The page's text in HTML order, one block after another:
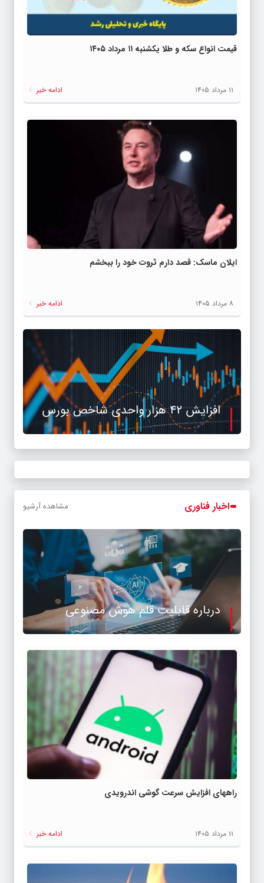
قیمت انواع سکه و طلا یکشنبه ۱۱ مرداد ۱۴۰۵
۱۱ مرداد ۱۴۰۵ ادامه خبر
ایلان ماسک: قصد دارم ثروت خود را ببخشم
۸ مرداد ۱۴۰۵ ادامه خبر
افزایش ۴۲ هزار واحدی شاخص بورس
اخبار فناوری مشاهده آرشیو
درباره قابلیت قلم هوش مصنوعی
راههای افزایش سرعت گوشی اندرویدی
۱۱ مرداد ۱۴۰۵ ادامه خبر